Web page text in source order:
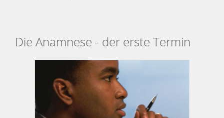
Die Anamnese - der erste Termin